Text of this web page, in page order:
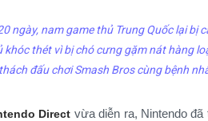
ngày, nam game thủ Trung Quốc lại bị
khóc thét vì bị chó cưng gặm nát hàng
đấu chơi Smash Bros cùng bệnh
Direct vừa diễn ra, Nintendo đã